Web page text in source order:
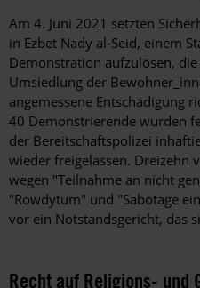
Am 4. Juni 2021 setzten
in Ezbet Nady al-Seid, einem
Demonstration aufzulösen,
Umsiedlung der
angemessene Entschädigung
40 Demonstrierende wurden
der Bereitschaftspolizei
wieder freigelassen. Dreizehn
wegen "Teilnahme an nicht
"Rowdytum" und "Sabotage
vor ein Notstandsgericht, das
Recht auf Religions- und